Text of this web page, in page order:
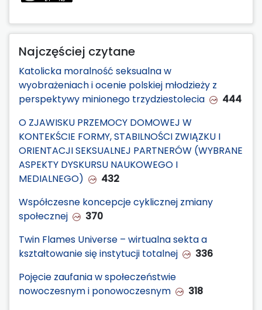
Najczęściej czytane
Katolicka moralność seksualna w
wyobrażeniach i ocenie polskiej młodzieży z
perspektywy minionego trzydziestolecia
444
O ZJAWISKU PRZEMOCY DOMOWEJ W
KONTEKŚCIE FORMY, STABILNOŚCI ZWIĄZKU I
ORIENTACJI SEKSUALNEJ PARTNERÓW (WYBRANE
ASPEKTY DYSKURSU NAUKOWEGO I
MEDIALNEGO)
432
Współczesne koncepcje cyklicznej zmiany
społecznej
370
Twin Flames Universe – wirtualna sekta a
kształtowanie się instytucji totalnej
336
Pojęcie zaufania w społeczeństwie
nowoczesnym i ponowoczesnym
318